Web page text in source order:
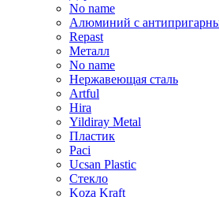
No name
Алюминий с
Repast
Металл
No name
Нержавеющая сталь
Artful
Hira
Yildiray Metal
Пластик
Paci
Ucsan Plastic
Стекло
Koza Kraft